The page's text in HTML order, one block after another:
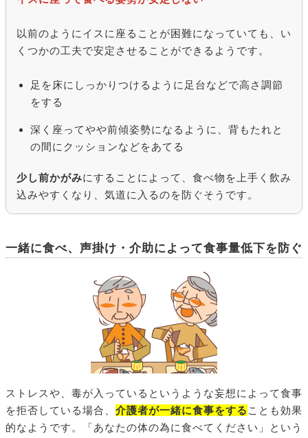
以前のようにイスに座ることが困難になっていても、い
くつかの工夫で安定させることができるようです。
足を床にしっかりつけるように足台などで高さ調節
をする
深く座ってやや前傾姿勢になるように、背もたれと
の間にクッションなどをあてる
少し前かがみにすることによって、食べ物を上手く飲み
込みやすくなり、気道に入るのを防ぐそうです。
一緒に食べ、声掛け・介助によって食事量低下を防ぐ
ストレスや、毒が入っているというような妄想によって食事
を拒否している場合、 介護者が一緒に食事をする ことも効果
的なようです。「あなたの体の為に食べてください」という